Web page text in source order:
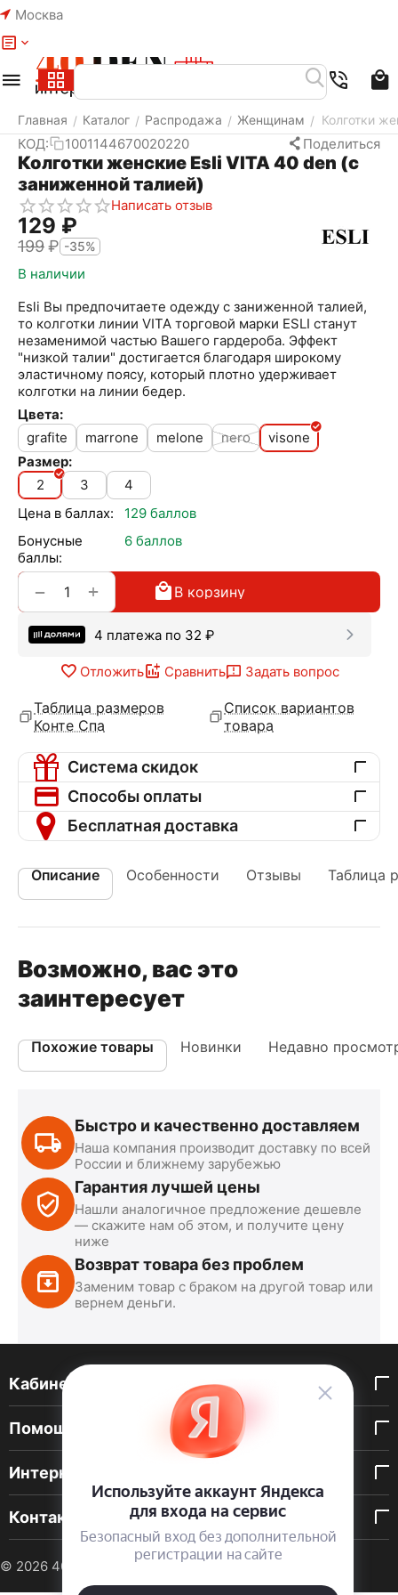
Москва
Главная / Каталог / Распродажа / Женщинам / Колготки
КОД: 1001144670020220 Поделиться
Колготки женские Esli VITA 40 den (с
заниженной талией)
Написать отзыв
‍129‍ ₽
‍199‍₽ -35%
В наличии
Esli Вы предпочитаете одежду с заниженной талией,
то колготки линии VITA торговой марки ESLI станут
незаменимой частью Вашего гардероба. Эффект
"низкой талии" достигается благодаря широкому
эластичному поясу, который плотно удерживает
колготки на линии бедер.
Цвета:
grafite
marrone melone nero
visone
Размер:
2
3
4
Цена в баллах:
129 баллов
Бонусные
баллы:
6 баллов
+
− В корзину
4 платежа по 32 ₽
Отложить Сравнить Задать вопрос
Таблица размеров
Конте Спа
Список вариантов
товара
Система скидок
Способы оплаты
Бесплатная доставка
Описание Особенности Отзывы Таблица
Возможно, вас это
заинтересует
Похожие товары Новинки Недавно
Быстро и качественно доставляем
Наша компания производит доставку по всей
России и ближнему зарубежью
Гарантия лучшей цены
Нашли аналогичное предложение дешевле
— скажите нам об этом, и получите цену
ниже
Возврат товара без проблем
Заменим товар с браком на другой товар или
вернем деньги.
Кабинет покупателя
Помощь покупателю
Интернет-магазин
Контакты
© 2026 40 DEN. Интернет-магазин
Меню